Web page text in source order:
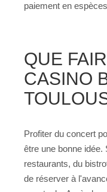
paiement en
QUE
CASINO
Profiter du concert
être une bonne
restaurants, du
de réserver à